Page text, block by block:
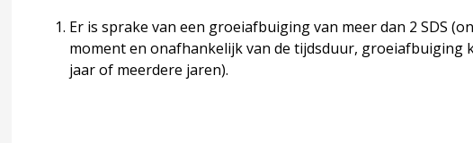
Er is sprake van een groeiafbuiging van meer dan 2 SDS
moment en onafhankelijk van de tijdsduur, groeiafbuiging
jaar of meerdere jaren).